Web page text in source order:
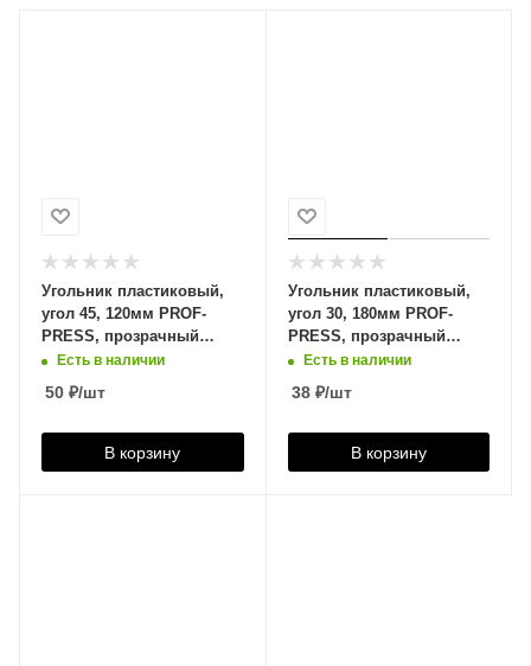
Угольник пластиковый,
угол 45, 120мм PROF-
PRESS, прозрачный
тонированный, Л-6205
Есть в наличии
50 ₽/шт
В корзину
Угольник пластиковый,
угол 30, 180мм PROF-
PRESS, прозрачный
тонированный, Л-6214
Есть в наличии
38₽/шт
В корзину